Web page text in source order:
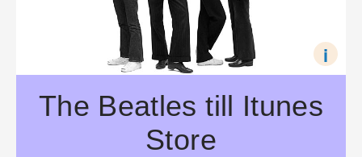
The Beatles till Itunes
Store
i